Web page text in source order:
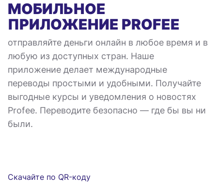
МОБИЛЬНОЕ
ПРИЛОЖЕНИЕ PROFEE
отправляйте деньги онлайн в любое время и в
любую из доступных стран. Наше
приложение делает международные
переводы простыми и удобными. Получайте
выгодные курсы и уведомления о новостях
Profee. Переводите безопасно — где бы вы ни
были.
Скачайте по QR-коду